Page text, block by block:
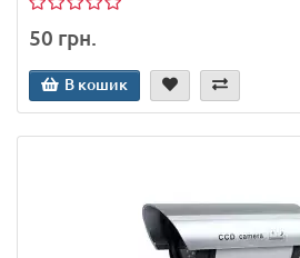
50 грн.
В кошик